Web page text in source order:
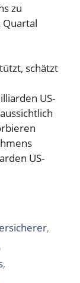
zu
schätzt
US-
US-
,
,
,